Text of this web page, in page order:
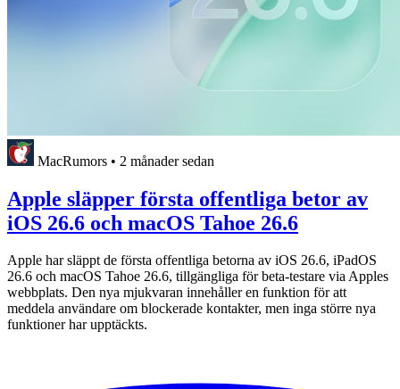
MacRumors • 2 månader sedan
Apple släpper första offentliga betor av
iOS 26.6 och macOS Tahoe 26.6
Apple har släppt de första offentliga betorna av iOS 26.6, iPadOS
26.6 och macOS Tahoe 26.6, tillgängliga för beta-testare via Apples
webbplats. Den nya mjukvaran innehåller en funktion för att
meddela användare om blockerade kontakter, men inga större nya
funktioner har upptäckts.